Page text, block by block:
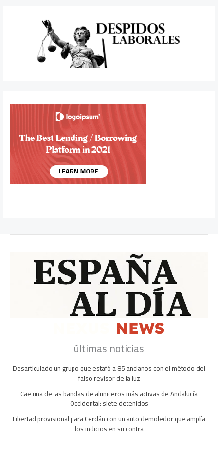
últimas noticias
Desarticulado un grupo que estafó a 85 ancianos con el método del
falso revisor de la luz
Cae una de las bandas de aluniceros más activas de Andalucía
Occidental: siete detenidos
Libertad provisional para Cerdán con un auto demoledor que amplía
los indicios en su contra